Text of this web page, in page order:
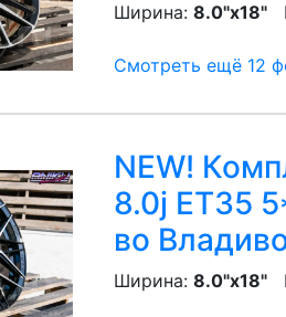
Ширина: 8.0"x18"
Смотреть ещё 12
NEW!
8.0j ET35
во
Ширина: 8.0"x18"